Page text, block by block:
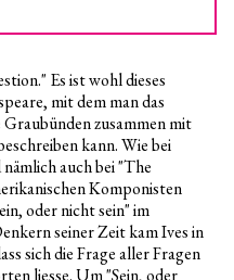
Es ist wohl dieses
mit dem man das
zusammen mit
kann. Wie bei
auch bei "The
Komponisten
oder nicht sein" im
seiner Zeit kam Ives in
sich die Frage aller Fragen
liesse. Um "Sein, oder